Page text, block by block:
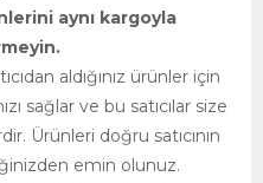
aynı kargoyla
aldığınız ürünler için
sağlar ve bu satıcılar size
Ürünleri doğru satıcının
emin olunuz.